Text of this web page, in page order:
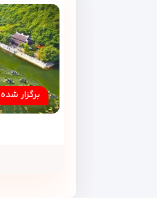
برگزار شده